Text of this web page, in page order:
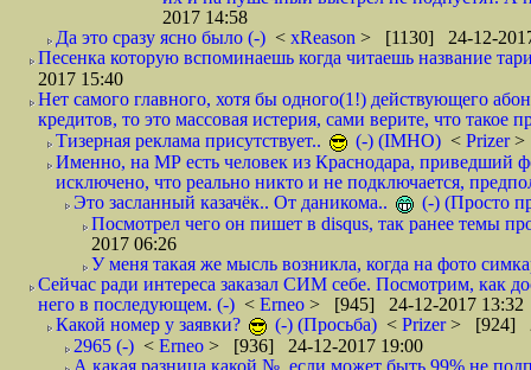
2017 14:58
Да это сразу ясно было (-) < xReason > [1130] 24-12-
Песенка которую вспоминаешь когда читаешь название
2017 15:40
Нет самого главного, хотя бы одного(1!) действующего
кредитов, то это массовая истерия, сами верите, что такое
Тизерная реклама присутствует..
(-) (IMHO) < Prizer>
Именно, на МР есть человек из Краснодара, приведший
исключено, что реально никто и не подключается,
Это засланный казачёк.. От даникома..
(-) (Просто
Посмотрел чего он пишет в disqus, так ранее темы
2017 06:26
У меня такая же мысль возникла, когда на фото
Сейчас ради интереса заказал СИМ себе. Посмотрим, как
него в последующем. (-) < Erneo > [945] 24-12-2017 13:32
Какой номер у заявки?
(-) (Просьба) < Prizer> [924]
2965 (-) < Erneo > [936] 24-12-2017 19:00
А какая разница какой №, если может быть 99% не